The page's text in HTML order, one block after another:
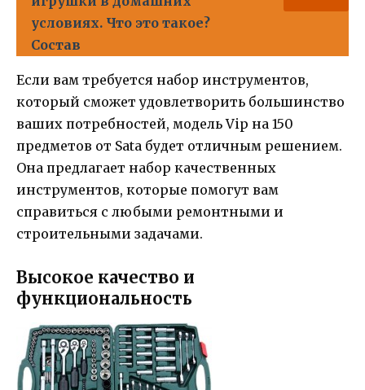
условиях. Что это такое?
Состав
Если вам требуется набор инструментов,
который сможет удовлетворить большинство
ваших потребностей, модель Vip на 150
предметов от Sata будет отличным решением.
Она предлагает набор качественных
инструментов, которые помогут вам
справиться с любыми ремонтными и
строительными задачами.
Высокое качество и
функциональность